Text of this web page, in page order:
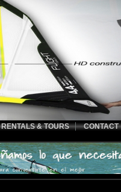
RENTALS & TOURS CONTACT